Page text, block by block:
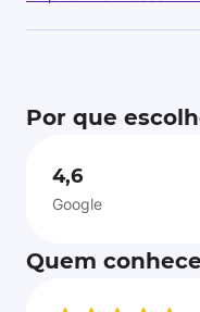
Por que
4,6
Google
Quem